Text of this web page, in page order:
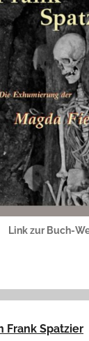
Link zur Buch-
Frank Spatzier